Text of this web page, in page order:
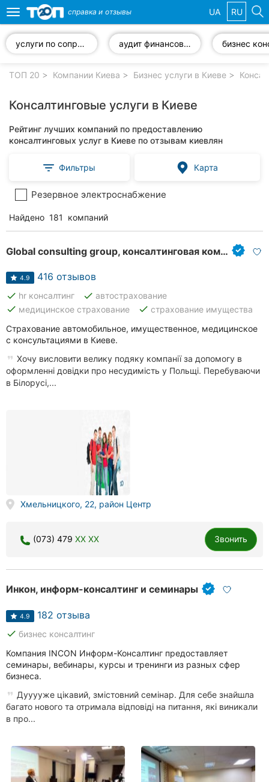
компании
Популярные
рубрики:
Стоматологии
Частные
Ветеринарные
клиники
Автошколы
Рестораны
Все
рубрики
Житомир
Кропивницкий
Харьков
Запорожье
Днепр
Кривой
Рог
Toggle
navigation
справка и отзывы UA RU
услуги по сопровождению сделок аудит финансовой отчетности
ТОП 20 Компании Киева Бизнес услуги в Киеве
Консалтинговые услуги в Киеве
Рейтинг лучших компаний по предоставлению
консалтинговых услуг в Киеве по отзывам киевлян
Фильтры Карта
Резервное электроснабжение
Найдено 181 компаний
Global consulting group, консалтинговая компания
4.9 416 отзывов
done hr консалтинг done автострахование
done медицинское страхование done страхование имущества
Страхование автомобильное, имущественное, медицинское
с консультациями в Киеве.
Хочу висловити велику подяку компанії за допомогу в
оформленні довідки про несудимість у Польщі. Перебуваючи
в Білорусі,...
Хмельницкого, 22, район Центр
(073) 479 XX XX Звонить
Инкон, информ-консалтинг и семинары
4.9 182 отзыва
done бизнес консалтинг
Компания INCON Информ-Консалтинг предоставляет
семинары, вебинары, курсы и тренинги из разных сфер
бизнеса.
Дууууже цікавий, змістовний семінар. Для себе знайшла
багато нового та отримала відповіді на питання, які виникали
в про...